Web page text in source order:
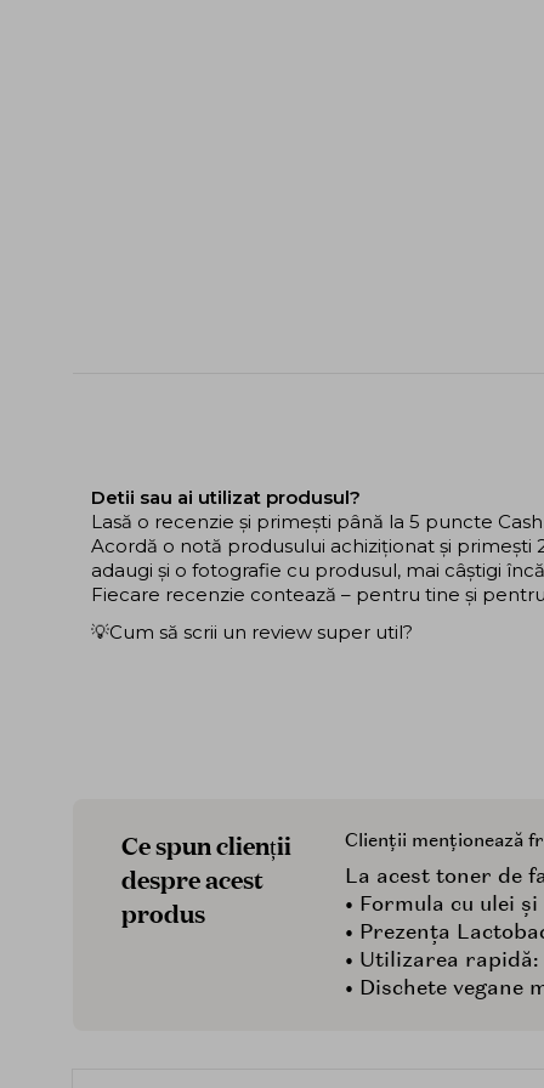
Detii sau ai utilizat produsul?
Lasă o recenzie și primești până la 5 puncte
Acordă o notă produsului achiziționat și primești
adaugi și o fotografie cu produsul, mai câștigi
Fiecare recenzie contează – pentru tine și
💡Cum să scrii un review super util?
Ce spun clienții
despre acest
produs
Clienții menționează
La acest toner de
• Formula cu ulei
• Prezența
• Utilizarea
• Dischete vegane